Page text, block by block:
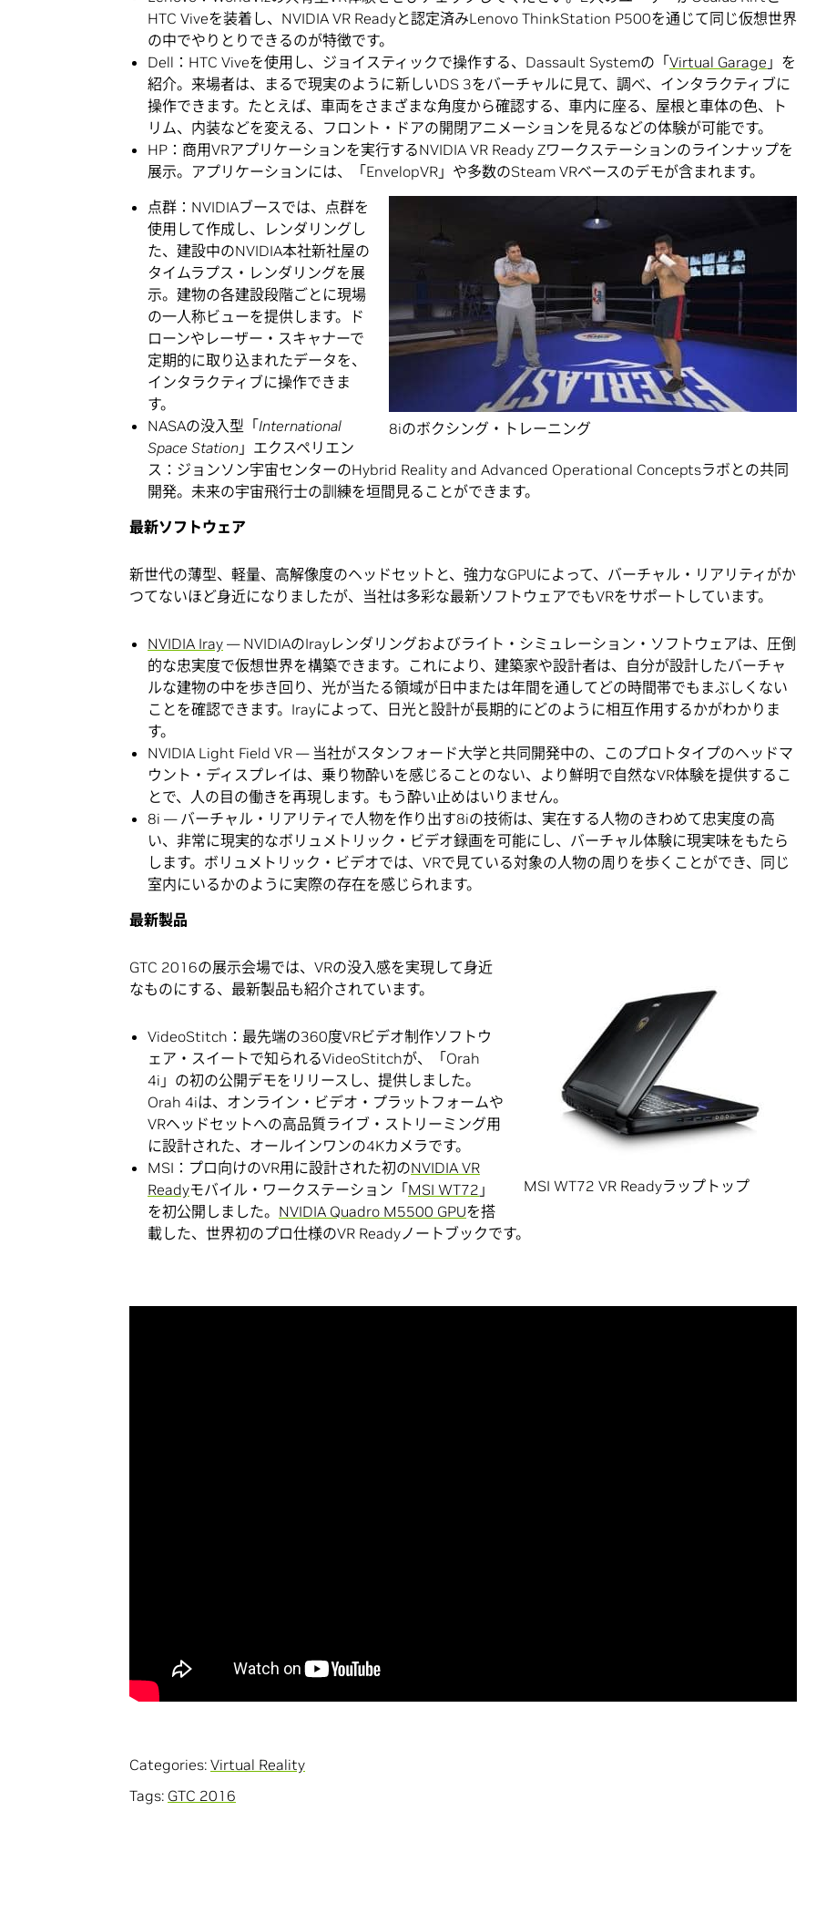
HTC Viveを装着し、NVIDIA VR Readyと認定済みLenovo ThinkStation P500を通じて同じ仮想世界
の中でやりとりできるのが特徴です。
Dell：HTC Viveを使用し、ジョイスティックで操作する、Dassault Systemの「Virtual Garage 」を
紹介。来場者は、まるで現実のように新しいDS 3をバーチャルに見て、調べ、インタラクティブに
操作できます。たとえば、車両をさまざまな角度から確認する、車内に座る、屋根と車体の色、ト
リム、内装などを変える、フロント・ドアの開閉アニメーションを見るなどの体験が可能です。
HP：商用VRアプリケーションを実行するNVIDIA VR Ready Zワークステーションのラインナップを
展示。アプリケーションには、「EnvelopVR」や多数のSteam VRベースのデモが含まれます。
8iのボクシング・トレーニング
点群：NVIDIAブースでは、点群を
使用して作成し、レンダリングし
た、建設中のNVIDIA本社新社屋の
タイムラプス・レンダリングを展
示。建物の各建設段階ごとに現場
の一人称ビューを提供します。ド
ローンやレーザー・スキャナーで
定期的に取り込まれたデータを、
インタラクティブに操作できま
す。
NASAの没入型「International
Space Station 」エクスペリエン
ス：ジョンソン宇宙センターのHybrid Reality and Advanced Operational Conceptsラボとの共同
開発。未来の宇宙飛行士の訓練を垣間見ることができます。
最新ソフトウェア
新世代の薄型、軽量、高解像度のヘッドセットと、強力なGPUによって、バーチャル・リアリティがか
つてないほど身近になりましたが、当社は多彩な最新ソフトウェアでもVRをサポートしています。
NVIDIA Iray — NVIDIAのIrayレンダリングおよびライト・シミュレーション・ソフトウェアは、圧倒
的な忠実度で仮想世界を構築できます。これにより、建築家や設計者は、自分が設計したバーチャ
ルな建物の中を歩き回り、光が当たる領域が日中または年間を通してどの時間帯でもまぶしくない
ことを確認できます。Irayによって、日光と設計が長期的にどのように相互作用するかがわかりま
す。
NVIDIA Light Field VR — 当社がスタンフォード大学と共同開発中の、このプロトタイプのヘッドマ
ウント・ディスプレイは、乗り物酔いを感じることのない、より鮮明で自然なVR体験を提供するこ
とで、人の目の働きを再現します。もう酔い止めはいりません。
8i — バーチャル・リアリティで人物を作り出す8iの技術は、実在する人物のきわめて忠実度の高
い、非常に現実的なボリュメトリック・ビデオ録画を可能にし、バーチャル体験に現実味をもたら
します。ボリュメトリック・ビデオでは、VRで見ている対象の人物の周りを歩くことができ、同じ
室内にいるかのように実際の存在を感じられます。
最新製品
MSI WT72 VR Readyラップトップ
GTC 2016の展示会場では、VRの没入感を実現して身近
なものにする、最新製品も紹介されています。
VideoStitch：最先端の360度VRビデオ制作ソフトウ
ェア・スイートで知られるVideoStitchが、「Orah
4i」の初の公開デモをリリースし、提供しました。
Orah 4iは、オンライン・ビデオ・プラットフォームや
VRヘッドセットへの高品質ライブ・ストリーミング用
に設計された、オールインワンの4Kカメラです。
MSI：プロ向けのVR用に設計された初のNVIDIA VR
Readyモバイル・ワークステーション「MSI WT72 」
を初公開しました。 NVIDIA Quadro M5500 GPUを搭
載した、世界初のプロ仕様のVR Readyノートブックです。
Categories: Virtual Reality
Tags: GTC 2016